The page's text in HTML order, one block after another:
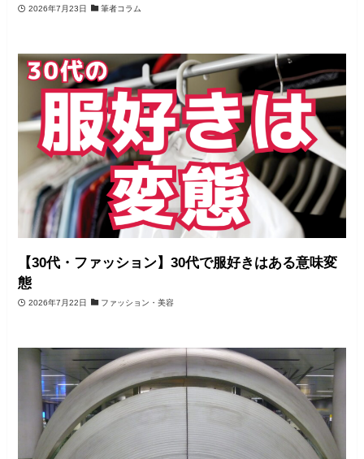
2026年7月23日 筆者コラム
【30代・ファッション】30代で服好きはある意味変
態
2026年7月22日 ファッション・美容